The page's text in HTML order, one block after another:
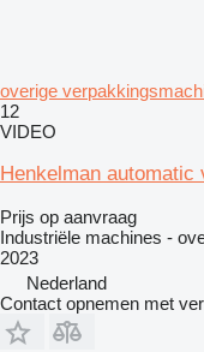
overige
12
VIDEO
Henkelman automatic
Prijs op aanvraag
Industriële machines -
2023
Nederland
Contact opnemen met